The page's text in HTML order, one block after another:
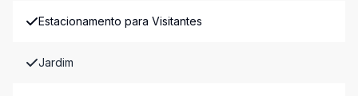
Estacionamento para Visitantes
Jardim